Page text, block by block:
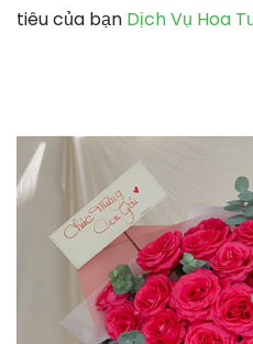
tiêu của bạn Dịch Vụ Hoa